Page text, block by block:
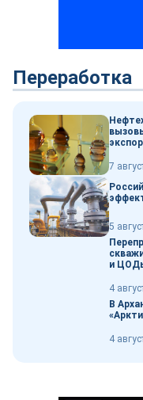
Переработка
7
5
и
4
В
4